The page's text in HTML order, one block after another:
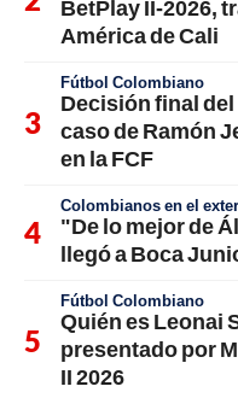
BetPlay II-2026,
América de Cali
Fútbol Colombiano
Decisión final
caso de Ramón
en la FCF
Colombianos en el
"De lo mejor de
llegó a Boca
Fútbol Colombiano
Quién es Leonai
presentado por
II 2026